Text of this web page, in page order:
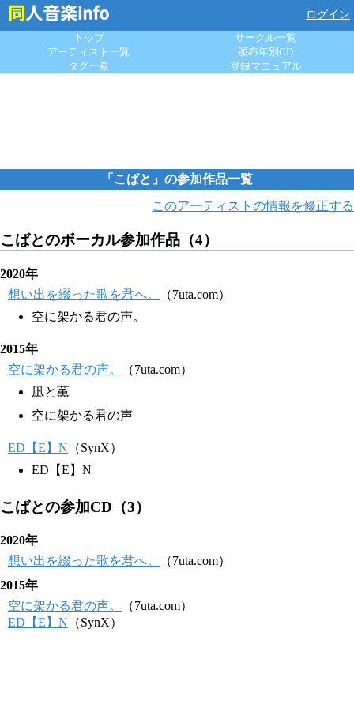
ログイン
トップ
サークル一覧
アーティスト一覧
頒布年別CD
タグ一覧
登録マニュアル
「こばと」の参加作品一覧
このアーティストの情報を修正する
こばとのボーカル参加作品（4）
2020年
想い出を綴った歌を君へ。
（7uta.com）
空に架かる君の声。
2015年
空に架かる君の声。
（7uta.com）
凪と薫
空に架かる君の声
ED【E】N （SynX）
ED【E】N
こばとの参加CD（3）
2020年
想い出を綴った歌を君へ。
（7uta.com）
2015年
空に架かる君の声。
（7uta.com）
ED【E】N （SynX）